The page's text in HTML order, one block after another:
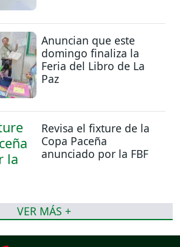
Anuncian que este
domingo finaliza la
Feria del Libro de La
Paz
Revisa el fixture de la
Copa Paceña
anunciado por la FBF
VER MÁS +